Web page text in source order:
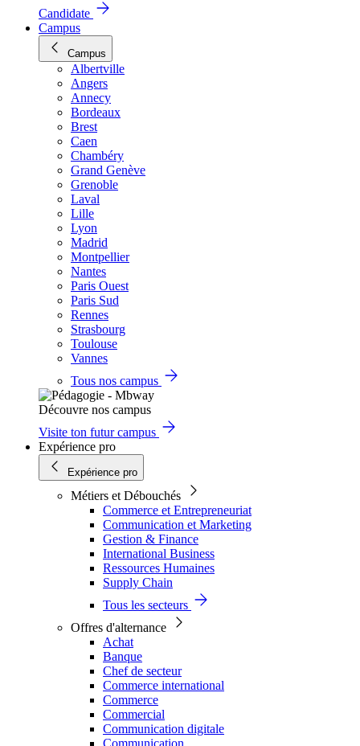
Candidate
Campus
Campus
Albertville
Angers
Annecy
Bordeaux
Brest
Caen
Chambéry
Grand Genève
Grenoble
Laval
Lille
Lyon
Madrid
Montpellier
Nantes
Paris Ouest
Paris Sud
Rennes
Strasbourg
Toulouse
Vannes
Tous nos campus
Découvre nos campus
Visite ton futur campus
Expérience pro
Expérience pro
Métiers et Débouchés
Commerce et Entrepreneuriat
Communication et Marketing
Gestion & Finance
International Business
Ressources Humaines
Supply Chain
Tous les secteurs
Offres d'alternance
Achat
Banque
Chef de secteur
Commerce international
Commerce
Commercial
Communication digitale
Communication